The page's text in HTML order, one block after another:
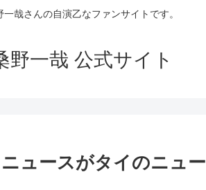
一哉さんの自演乙なファンサイトです。
野一哉 公式サイト
ュースがタイのニュー